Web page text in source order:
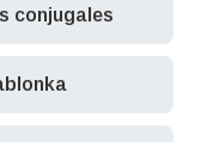
conjugales